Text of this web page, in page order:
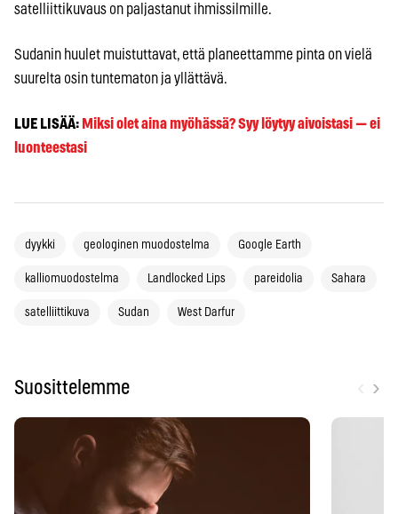
satelliittikuvaus on paljastanut ihmissilmille.
Sudanin huulet muistuttavat, että planeettamme pinta on vielä
suurelta osin tuntematon ja yllättävä.
LUE LISÄÄ: Miksi olet aina myöhässä? Syy löytyy aivoistasi — ei
luonteestasi
dyykki geologinen muodostelma Google Earth
kalliomuodostelma Landlocked Lips pareidolia Sahara
satelliittikuva Sudan West Darfur
Suosittelemme ›